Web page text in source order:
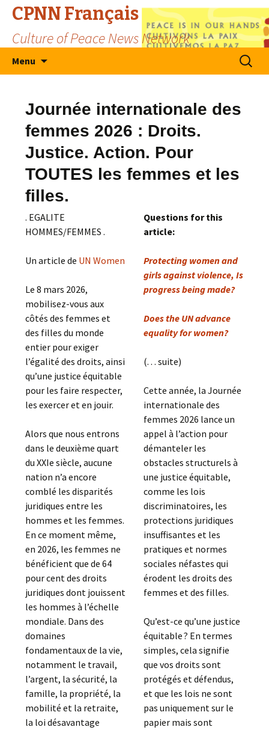
CPNN Français
Culture of Peace News Network
Menu
Search
for:
Journée internationale des
femmes 2026 : Droits.
Justice. Action. Pour
TOUTES les femmes et les
filles.
. EGALITE
HOMMES/FEMMES .
Un article de UN Women
Le 8 mars 2026,
mobilisez-vous aux
côtés des femmes et
des filles du monde
entier pour exiger
l’égalité des droits, ainsi
qu’une justice équitable
pour les faire respecter,
les exercer et en jouir.
Alors que nous entrons
dans le deuxième quart
du XXIe siècle, aucune
nation n’a encore
comblé les disparités
juridiques entre les
hommes et les femmes.
En ce moment même,
en 2026, les femmes ne
bénéficient que de 64
pour cent des droits
juridiques dont jouissent
les hommes à l’échelle
mondiale. Dans des
domaines
fondamentaux de la vie,
notamment le travail,
l’argent, la sécurité, la
famille, la propriété, la
mobilité et la retraite,
la loi désavantage
Questions for this
article:
Protecting women and
girls against violence, Is
progress being made?
Does the UN advance
equality for women?
(. . . suite)
Cette année, la Journée
internationale des
femmes 2026 lance un
appel à l’action pour
démanteler les
obstacles structurels à
une justice équitable,
comme les lois
discriminatoires, les
protections juridiques
insuffisantes et les
pratiques et normes
sociales néfastes qui
érodent les droits des
femmes et des filles.
Qu’est-ce qu’une justice
équitable ? En termes
simples, cela signifie
que vos droits sont
protégés et défendus,
et que les lois ne sont
pas uniquement sur le
papier mais sont